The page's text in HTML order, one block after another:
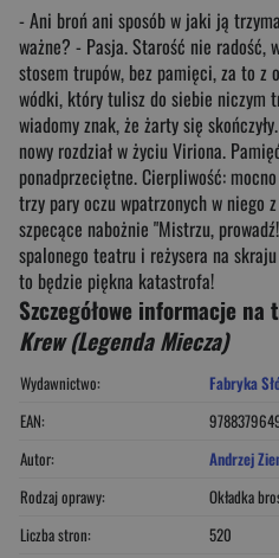
- Ani broń ani sposób w jaki ją
ważne? - Pasja. Starość nie radość,
stosem trupów, bez pamięci, za to z
wódki, który tulisz do siebie niczym
wiadomy znak, że żarty się
nowy rozdział w życiu Viriona.
ponadprzeciętne. Cierpliwość:
trzy pary oczu wpatrzonych w niego
szpecące nabożnie "Mistrzu,
spalonego teatru i reżysera na
to będzie piękna katastrofa!
Szczegółowe informacje
Krew (Legenda Miecza)
Wydawnictwo:
Fabryka
EAN:
Autor:
Andrzej
Rodzaj oprawy:
Okładka
Liczba stron:
520